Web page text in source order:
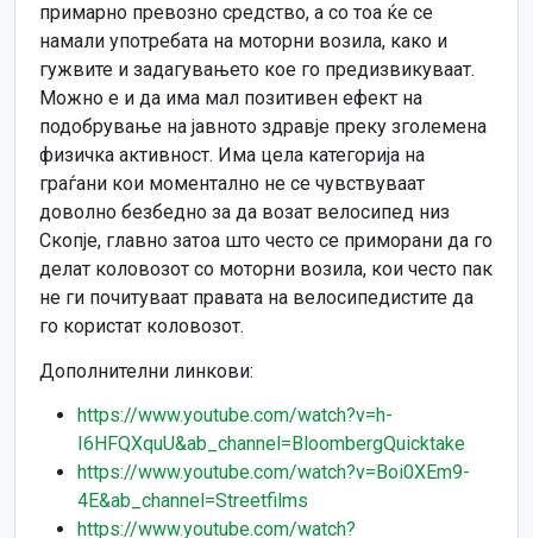
примарно превозно средство, а со тоа ќе се
намали употребата на моторни возила, како и
гужвите и задагувањето кое го предизвикуваат.
Можно е и да има мал позитивен ефект на
подобрување на јавното здравје преку зголемена
физичка активност. Има цела категорија на
граѓани кои моментално не се чувствуваат
доволно безбедно за да возат велосипед низ
Скопје, главно затоа што често се приморани да го
делат коловозот со моторни возила, кои често пак
не ги почитуваат правата на велосипедистите да
го користат коловозот.
Дополнителни линкови:
https://www.youtube.com/watch?v=h-
I6HFQXquU&ab_channel=BloombergQuicktake
https://www.youtube.com/watch?v=Boi0XEm9-
4E&ab_channel=Streetfilms
https://www.youtube.com/watch?